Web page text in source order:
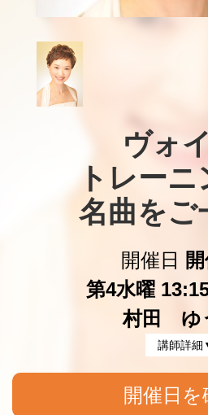
ヴォ
トレーニ
名曲をご
開催日
第4水曜
村田 ゆ
講師詳細
開催日を